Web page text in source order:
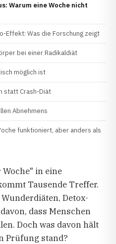
Warum eine Woche nicht
Effekt: Was die Forschung zeigt
bei einer Radikaldiät
möglich ist
statt Crash-Diät
Abnehmens
funktioniert, aber anders als
in eine
Tausende Treffer.
Detox-
dass Menschen
Doch was davon hält
Prüfung stand?